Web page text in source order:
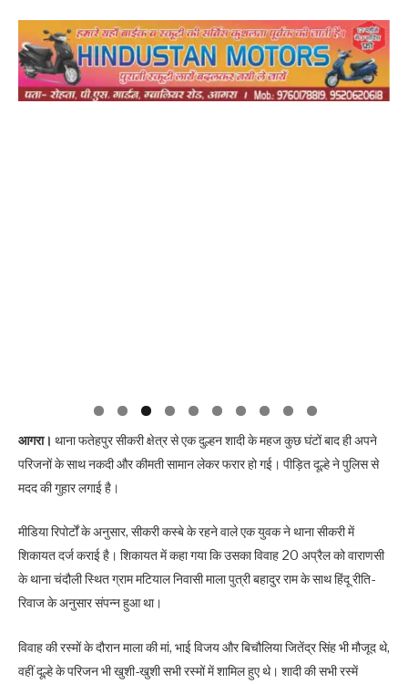
आगरा। थाना फतेहपुर सीकरी क्षेत्र से एक दुल्हन शादी के महज कुछ घंटों बाद ही अपने
परिजनों के साथ नकदी और कीमती सामान लेकर फरार हो गई। पीड़ित दूल्हे ने पुलिस से
मदद की गुहार लगाई है।
मीडिया रिपोर्टों के अनुसार, सीकरी कस्बे के रहने वाले एक युवक ने थाना सीकरी में
शिकायत दर्ज कराई है। शिकायत में कहा गया कि उसका विवाह 20 अप्रैल को वाराणसी
के थाना चंदौली स्थित ग्राम मटियाल निवासी माला पुत्री बहादुर राम के साथ हिंदू रीति-
रिवाज के अनुसार संपन्न हुआ था।
विवाह की रस्मों के दौरान माला की मां, भाई विजय और बिचौलिया जितेंद्र सिंह भी मौजूद थे,
वहीं दूल्हे के परिजन भी खुशी-खुशी सभी रस्मों में शामिल हुए थे। शादी की सभी रस्में